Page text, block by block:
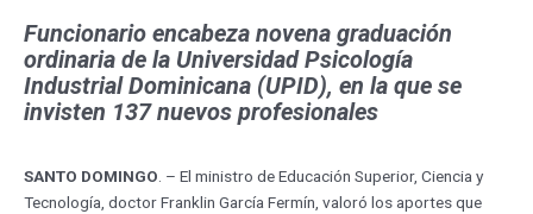
Funcionario encabeza novena graduación
ordinaria de la Universidad Psicología
Industrial Dominicana (UPID), en la que se
invisten 137 nuevos profesionales
SANTO DOMINGO. – El ministro de Educación Superior, Ciencia y
Tecnología, doctor Franklin García Fermín, valoró los aportes que